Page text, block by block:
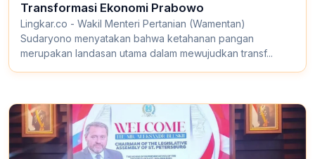
Transformasi Ekonomi Prabowo
Lingkar.co - Wakil Menteri Pertanian (Wamentan)
Sudaryono menyatakan bahwa ketahanan pangan
merupakan landasan utama dalam mewujudkan transf...